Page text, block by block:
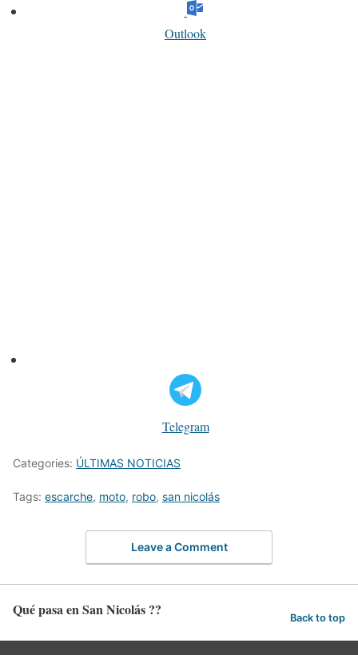
Outlook
Telegram
Categories: ÚLTIMAS NOTICIAS
Tags: escarche, moto, robo, san nicolás
Leave a Comment
Qué pasa en San Nicolás ?? Back to top